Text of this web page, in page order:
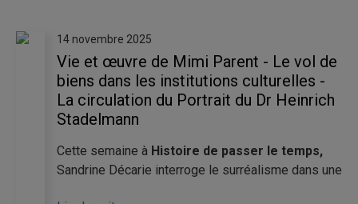
14 novembre 2025
Vie et œuvre de Mimi Parent - Le vol de
biens dans les institutions culturelles -
La circulation du Portrait du Dr Heinrich
Stadelmann
Cette semaine à Histoire de passer le temps,
Sandrine Décarie interroge le surréalisme dans une